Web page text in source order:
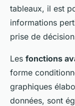
tableaux, il est
informations
prise de
Les fonctions
forme
graphiques
données, sont